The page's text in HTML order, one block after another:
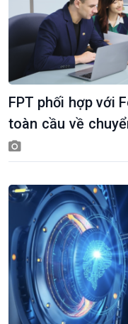
FPT phối hợp với
toàn cầu về